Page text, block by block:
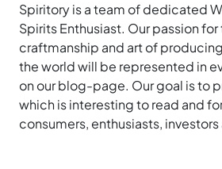
Spiritory is a team of dedicated
Spirits Enthusiast. Our passion
craftmanship and art of
the world will be represented in
on our blog-page. Our goal is to
which is interesting to read and
consumers, enthusiasts,